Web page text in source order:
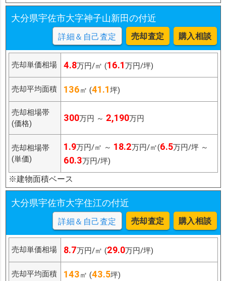
大分県宇佐市大字神子山新田の付近
詳細＆自己査定 売却査定 購入相談
売却単価相場 4.8万円/㎡ (16.1万円/坪)
売却平均面積 136㎡ (41.1坪)
売却相場帯
(価格)
300万円 ～ 2,190万円
売却相場帯
(単価)
1.9万円/㎡ ～ 18.2万円/㎡(6.5万円/坪 ～
60.3万円/坪)
※建物面積ベース
大分県宇佐市大字住江の付近
詳細＆自己査定 売却査定 購入相談
売却単価相場 8.7万円/㎡ (29.0万円/坪)
売却平均面積 143㎡ (43.5坪)